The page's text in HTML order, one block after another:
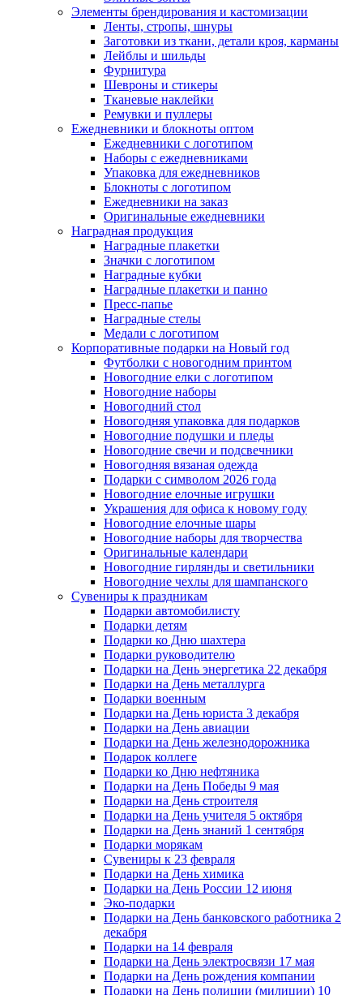
Элементы брендирования и кастомизации
Ленты, стропы, шнуры
Заготовки из ткани, детали кроя, карманы
Лейблы и шильды
Фурнитура
Шевроны и стикеры
Тканевые наклейки
Ремувки и пуллеры
Ежедневники и блокноты оптом
Ежедневники с логотипом
Наборы с ежедневниками
Упаковка для ежедневников
Блокноты с логотипом
Ежедневники на заказ
Оригинальные ежедневники
Наградная продукция
Наградные плакетки
Значки с логотипом
Наградные кубки
Наградные плакетки и панно
Пресс-папье
Наградные стелы
Медали с логотипом
Корпоративные подарки на Новый год
Футболки с новогодним принтом
Новогодние елки с логотипом
Новогодние наборы
Новогодний стол
Новогодняя упаковка для подарков
Новогодние подушки и пледы
Новогодние свечи и подсвечники
Новогодняя вязаная одежда
Подарки с символом 2026 года
Новогодние елочные игрушки
Украшения для офиса к новому году
Новогодние елочные шары
Новогодние наборы для творчества
Оригинальные календари
Новогодние гирлянды и светильники
Новогодние чехлы для шампанского
Сувениры к праздникам
Подарки автомобилисту
Подарки детям
Подарки ко Дню шахтера
Подарки руководителю
Подарки на День энергетика 22 декабря
Подарки на День металлурга
Подарки военным
Подарки на День юриста 3 декабря
Подарки на День авиации
Подарки на День железнодорожника
Подарок коллеге
Подарки ко Дню нефтяника
Подарки на День Победы 9 мая
Подарки на День строителя
Подарки на День учителя 5 октября
Подарки на День знаний 1 сентября
Подарки морякам
Сувениры к 23 февраля
Подарки на День химика
Подарки на День России 12 июня
Эко-подарки
Подарки на День банковского работника 2
декабря
Подарки на 14 февраля
Подарки на День электросвязи 17 мая
Подарки на День рождения компании
Подарки на День полиции (милиции) 10